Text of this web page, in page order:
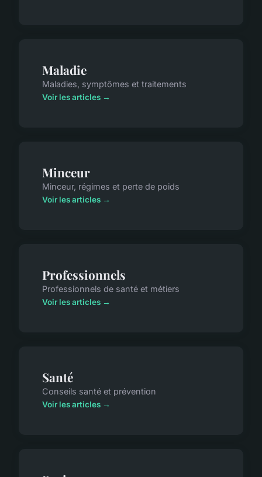
Maladie
Maladies, symptômes et traitements
Voir les articles →
Minceur
Minceur, régimes et perte de poids
Voir les articles →
Professionnels
Professionnels de santé et métiers
Voir les articles →
Santé
Conseils santé et prévention
Voir les articles →